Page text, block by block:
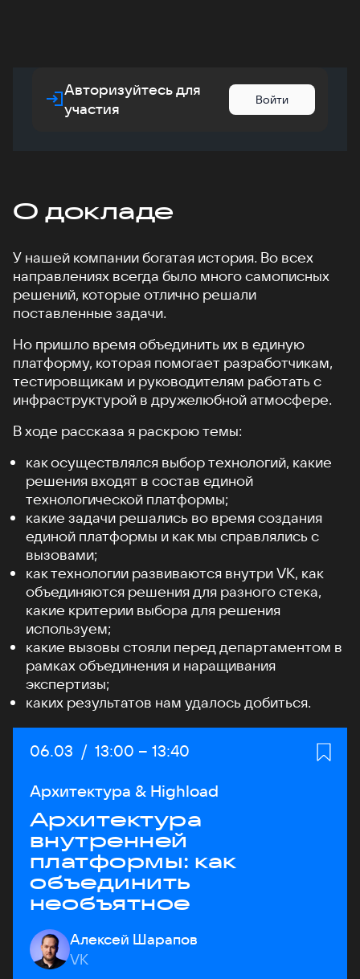
Авторизуйтесь для
участия
Войти
О докладе
У нашей компании богатая история. Во всех
направлениях всегда было много самописных
решений, которые отлично решали
поставленные задачи.
Но пришло время объединить их в единую
платформу, которая помогает разработчикам,
тестировщикам и руководителям работать с
инфраструктурой в дружелюбной атмосфере.
В ходе рассказа я раскрою темы:
как осуществлялся выбор технологий, какие
решения входят в состав единой
технологической платформы;
какие задачи решались во время создания
единой платформы и как мы справлялись с
вызовами;
как технологии развиваются внутри VK, как
объединяются решения для разного стека,
какие критерии выбора для решения
используем;
какие вызовы стояли перед департаментом в
рамках объединения и наращивания
экспертизы;
каких результатов нам удалось добиться.
Дата:
06.03 / Начало:
13:00 – Конец:
13:40
Архитектура & Highload
Архитектура
внутренней
платформы: как
объединить
необъятное
Алексей Шарапов
VK